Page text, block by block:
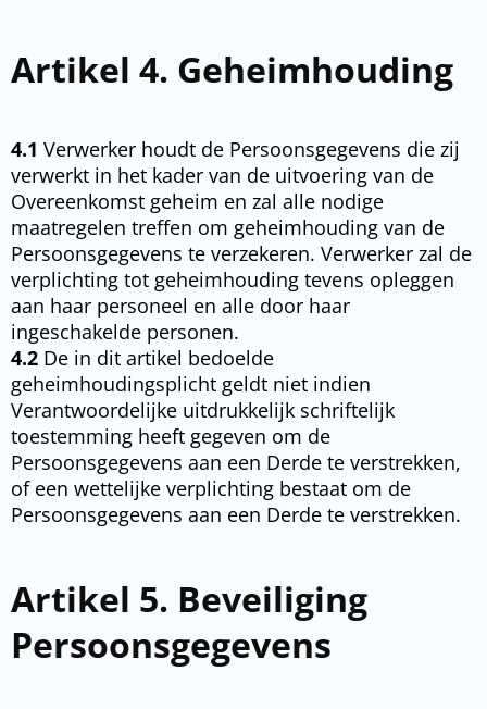
Artikel 4. Geheimhouding
4.1 Verwerker houdt de Persoonsgegevens die zij
verwerkt in het kader van de uitvoering van de
Overeenkomst geheim en zal alle nodige
maatregelen treffen om geheimhouding van de
Persoonsgegevens te verzekeren. Verwerker zal de
verplichting tot geheimhouding tevens opleggen
aan haar personeel en alle door haar
ingeschakelde personen.
4.2 De in dit artikel bedoelde
geheimhoudingsplicht geldt niet indien
Verantwoordelijke uitdrukkelijk schriftelijk
toestemming heeft gegeven om de
Persoonsgegevens aan een Derde te verstrekken,
of een wettelijke verplichting bestaat om de
Persoonsgegevens aan een Derde te verstrekken.
Artikel 5. Beveiliging
Persoonsgegevens